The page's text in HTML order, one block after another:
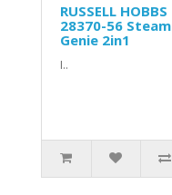
RUSSELL HOBBS
28370-56 Steam
Genie 2in1
Ι..